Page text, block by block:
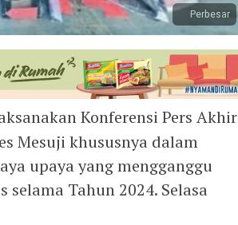
Perbesar
Konferensi Pers Akhir
Mesuji khususnya dalam
upaya yang mengganggu
Tahun 2024. Selasa